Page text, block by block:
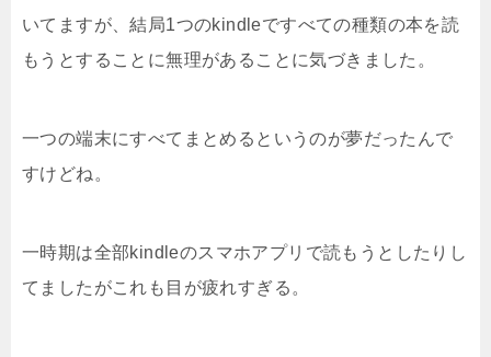
いてますが、結局1つのkindleですべての種類の本を読
もうとすることに無理があることに気づきました。
一つの端末にすべてまとめるというのが夢だったんで
すけどね。
一時期は全部kindleのスマホアプリで読もうとしたりし
てましたがこれも目が疲れすぎる。